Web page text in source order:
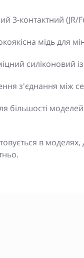
3-контактний (JR/
мідь для
силіконовий
з'єднання між
більшості моделей
в